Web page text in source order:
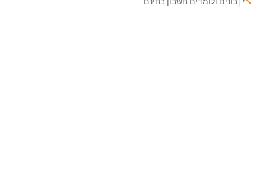
חדרי בריחה